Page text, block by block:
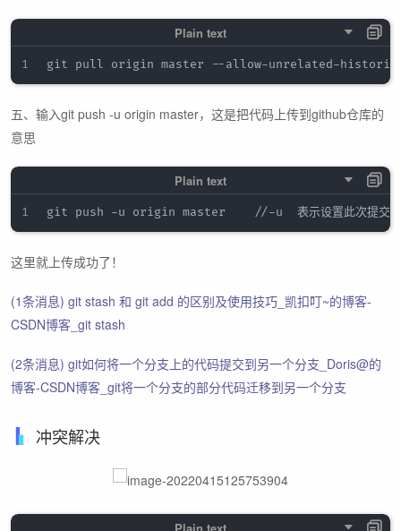
五、输入git push -u origin master，这是把代码上传到github仓库的
意思
这里就上传成功了！
(1条消息) git stash 和 git add 的区别及使用技巧_凯扣叮~的博客-
CSDN博客_git stash
(2条消息) git如何将一个分支上的代码提交到另一个分支_Doris@的
博客-CSDN博客_git将一个分支的部分代码迁移到另一个分支
冲突解决